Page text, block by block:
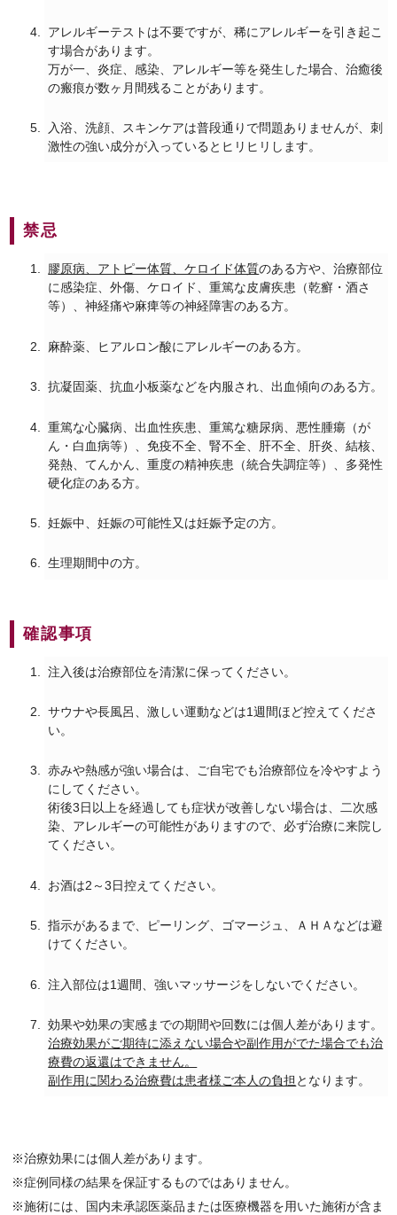
アレルギーテストは不要ですが、稀にアレルギーを引き起こ
す場合があります。
万が一、炎症、感染、アレルギー等を発生した場合、治癒後
の瘢痕が数ヶ月間残ることがあります。
入浴、洗顔、スキンケアは普段通りで問題ありませんが、刺
激性の強い成分が入っているとヒリヒリします。
禁忌
膠原病、アトピー体質、ケロイド体質のある方や、治療部位
に感染症、外傷、ケロイド、重篤な皮膚疾患（乾癬・酒さ
等）、神経痛や麻痺等の神経障害のある方。
麻酔薬、ヒアルロン酸にアレルギーのある方。
抗凝固薬、抗血小板薬などを内服され、出血傾向のある方。
重篤な心臓病、出血性疾患、重篤な糖尿病、悪性腫瘍（が
ん・白血病等）、免疫不全、腎不全、肝不全、肝炎、結核、
発熱、てんかん、重度の精神疾患（統合失調症等）、多発性
硬化症のある方。
妊娠中、妊娠の可能性又は妊娠予定の方。
生理期間中の方。
確認事項
注入後は治療部位を清潔に保ってください。
サウナや長風呂、激しい運動などは1週間ほど控えてくださ
い。
赤みや熱感が強い場合は、ご自宅でも治療部位を冷やすよう
にしてください。
術後3日以上を経過しても症状が改善しない場合は、二次感
染、アレルギーの可能性がありますので、必ず治療に来院し
てください。
お酒は2～3日控えてください。
指示があるまで、ピーリング、ゴマージュ、ＡＨＡなどは避
けてください。
注入部位は1週間、強いマッサージをしないでください。
効果や効果の実感までの期間や回数には個人差があります。
治療効果がご期待に添えない場合や副作用がでた場合でも治
療費の返還はできません。
副作用に関わる治療費は患者様ご本人の負担 となります。
※治療効果には個人差があります。
※症例同様の結果を保証するものではありません。
※施術には、国内未承認医薬品または医療機器を用いた施術が含ま